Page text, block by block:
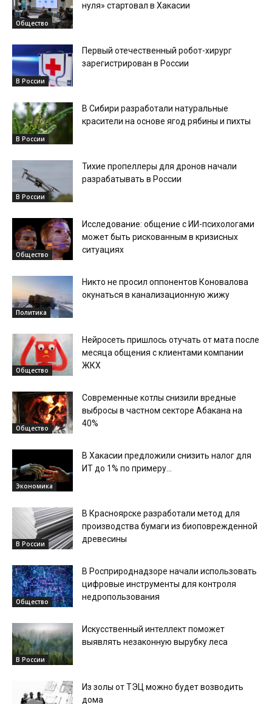
Общество
нуля» стартовал в Хакасии
В России
Первый отечественный робот-хирург
зарегистрирован в России
В России
В Сибири разработали натуральные
красители на основе ягод рябины и пихты
В России
Тихие пропеллеры для дронов начали
разрабатывать в России
Общество
Исследование: общение с ИИ-психологами
может быть рискованным в кризисных
ситуациях
Политика
Никто не просил оппонентов Коновалова
окунаться в канализационную жижу
Общество
Нейросеть пришлось отучать от мата после
месяца общения с клиентами компании
ЖКХ
Общество
Современные котлы снизили вредные
выбросы в частном секторе Абакана на
40%
Экономика
В Хакасии предложили снизить налог для
ИТ до 1% по примеру...
В России
В Красноярске разработали метод для
производства бумаги из биоповрежденной
древесины
Общество
В Росприроднадзоре начали использовать
цифровые инструменты для контроля
недропользования
В России
Искусственный интеллект поможет
выявлять незаконную вырубку леса
Из золы от ТЭЦ можно будет возводить
дома